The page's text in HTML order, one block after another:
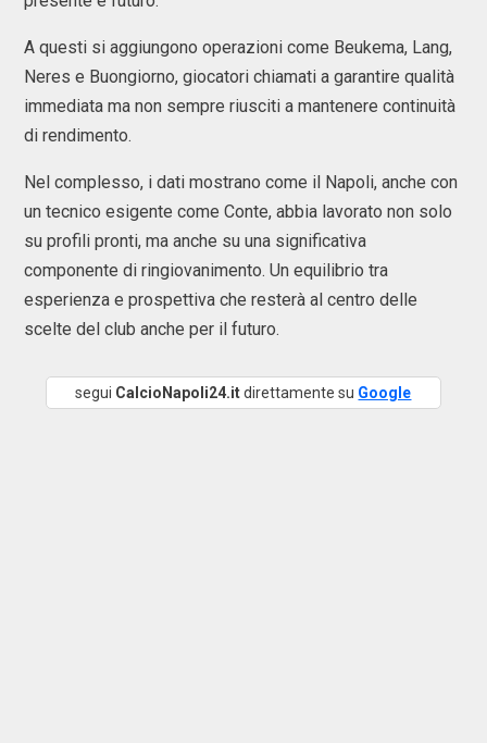
A questi si aggiungono operazioni come Beukema, Lang,
Neres e Buongiorno, giocatori chiamati a garantire qualità
immediata ma non sempre riusciti a mantenere continuità
di rendimento.
Nel complesso, i dati mostrano come il Napoli, anche con
un tecnico esigente come Conte, abbia lavorato non solo
su profili pronti, ma anche su una significativa
componente di ringiovanimento. Un equilibrio tra
esperienza e prospettiva che resterà al centro delle
scelte del club anche per il futuro.
segui CalcioNapoli24.itdirettamente su Google